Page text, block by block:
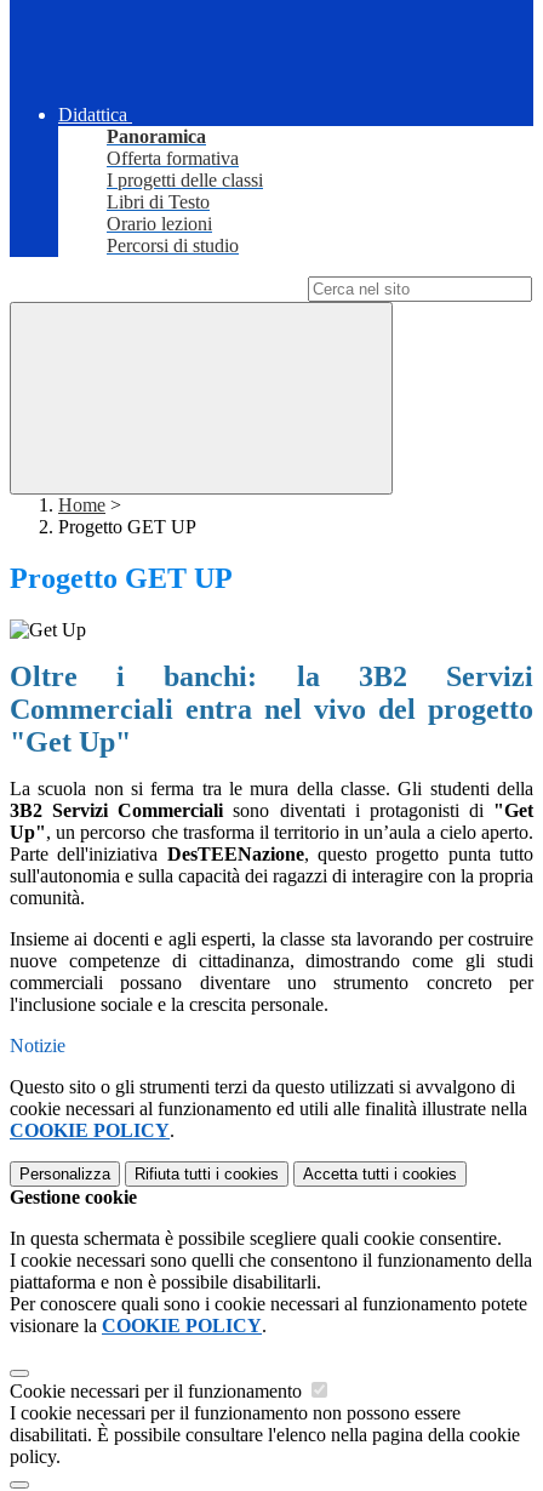
Didattica
Panoramica
Offerta formativa
I progetti delle classi
Libri di Testo
Orario lezioni
Percorsi di studio
Home >
Progetto GET UP
Progetto GET UP
Oltre i banchi: la 3B2 Servizi
Commerciali entra nel vivo del progetto
"Get Up"
La scuola non si ferma tra le mura della classe. Gli studenti della
3B2 Servizi Commerciali sono diventati i protagonisti di "Get
Up", un percorso che trasforma il territorio in un’aula a cielo aperto.
Parte dell'iniziativa DesTEENazione, questo progetto punta tutto
sull'autonomia e sulla capacità dei ragazzi di interagire con la propria
comunità.
Insieme ai docenti e agli esperti, la classe sta lavorando per costruire
nuove competenze di cittadinanza, dimostrando come gli studi
commerciali possano diventare uno strumento concreto per
l'inclusione sociale e la crescita personale.
Notizie
Questo sito o gli strumenti terzi da questo utilizzati si avvalgono di
cookie necessari al funzionamento ed utili alle finalità illustrate nella
COOKIE POLICY.
Personalizza Rifiuta tutti i cookies Accetta tutti i cookies
Gestione cookie
In questa schermata è possibile scegliere quali cookie consentire.
I cookie necessari sono quelli che consentono il funzionamento della
piattaforma e non è possibile disabilitarli.
Per conoscere quali sono i cookie necessari al funzionamento potete
visionare la COOKIE POLICY.
Cookie necessari per il funzionamento
I cookie necessari per il funzionamento non possono essere
disabilitati. È possibile consultare l'elenco nella pagina della cookie
policy.